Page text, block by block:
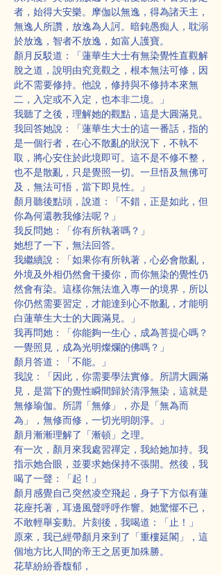
者，始得大安樂。摩伽以無逸，得為諸天主，
無逸人所讚，放逸為人訶。暗鈍愚痴人，耽溺
於放逸，智者不放逸，如富人護寶。
顏月反駁道：「蓮華生大士有無染覺性直觀解
脫之道，說明由究竟觀之，根本無法可修，因
此不需要修持。他說，修持與不修持本來無
二，入定或不入定，也本非二境。」
我聽了之後，理解她的觀點，這是大圓滿見。
我回答她說：「蓮華生大士的這一番話，指的
是一個行者，在心不散亂的狀況下，不執不
取，將心安住於此境即可。這不是不修不整，
也不是散亂，只是覺照一切。一旦悟及無佛可
及，無法可悟，當下即見性。」
顏月聽後點頭，說道：「不錯，正是如此，但
你為何還教我修法呢？」
我反問她：「你有所執著嗎？」
她想了一下，無法回答。
我繼續說：「如果你有所執著，心必會散亂，
外境及外相仍然會干擾你，而你無染的覺性仍
然會有染。這樣你無法進入專一的境界，所以
你仍然需要習定，才能達到心不散亂，才能明
白蓮華生大士的大圓滿見。」
我再問她：「你能夠一生心，成為菩提心嗎？
一覺照見，成為光明燦爛的佛嗎？」
顏月答道：「不能。」
我說：「因此，你需要學法實修。所謂大圓滿
見，是當下的覺性瞬間歸於清淨無染，這就是
無修瑜伽。所謂「無修」，亦是「無為而
為」，無修而修，一切光明朗淨。」
顏月漸漸理解了「漸頓」之理。
有一次，顏月來我處習禪定，我給她加持。我
指示她合眼，並要求她保持不張開。然後，我
喝了一聲：「起！」
顏月感覺自己突然凌空飛起，身子下方似有蓮
花座托著，耳邊風聲呼呼作響。她驚懼不已，
不敢輕舉妄動。片刻後，我喝道：「止！」
原來，我已經帶顏月來到了「重樓延閣」，這
個地方比人間的帝王之居更加殊勝。
花草紛紛香馥郁，